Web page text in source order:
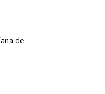
de